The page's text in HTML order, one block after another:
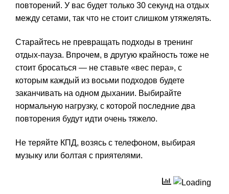
повторений. У вас будет только 30 секунд на отдых
между сетами, так что не стоит слишком утяжелять.
Старайтесь не превращать подходы в тренинг
отдых-пауза. Впрочем, в другую крайность тоже не
стоит бросаться — не ставьте «вес пера», с
которым каждый из восьми подходов будете
заканчивать на одном дыхании. Выбирайте
нормальную нагрузку, с которой последние два
повторения будут идти очень тяжело.
Не теряйте КПД, возясь с телефоном, выбирая
музыку или болтая с приятелями.